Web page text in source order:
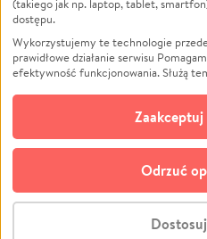
Ukraina
Pomoc Finansowa
Projekty
Pogrzeb
Społeczność lokalna
Kultura
©
(takiego jak np. laptop, tablet,
dostępu.
Wykorzystujemy te technologie
prawidłowe działanie serwisu
efektywność funkcjonowania. Służą
opcjonalnych
technologii do celów analitycznych i
zgodę na ich stosowanie lub jej
możliwość zmiany swoich preferencji
do której link znajdziesz w stopce
cookie wykorzystywane są w
działanie serwisu Pomagam.pl.
Odrzuć